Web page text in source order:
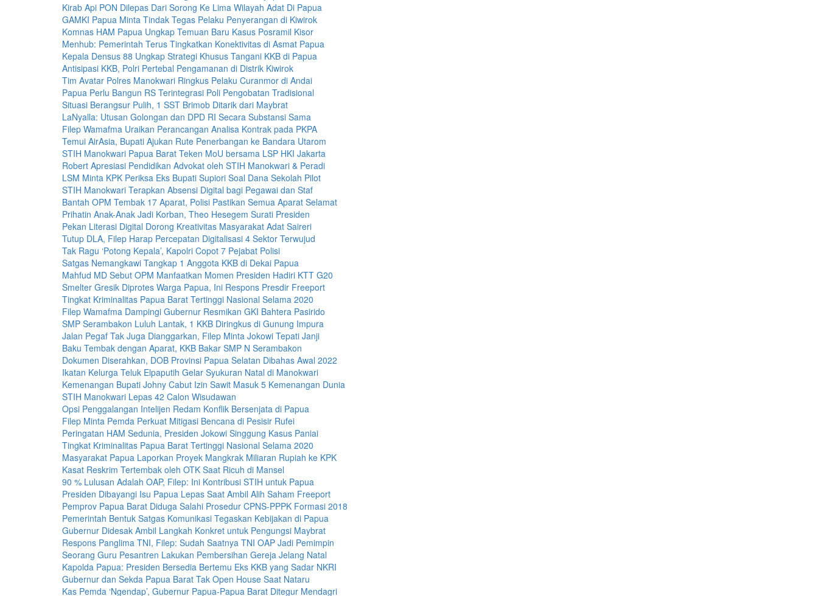
Kirab Api PON Dilepas Dari Sorong Ke Lima Wilayah Adat Di Papua
GAMKI Papua Minta Tindak Tegas Pelaku Penyerangan di Kiwirok
Komnas HAM Papua Ungkap Temuan Baru Kasus Posramil Kisor
Menhub: Pemerintah Terus Tingkatkan Konektivitas di Asmat Papua
Kepala Densus 88 Ungkap Strategi Khusus Tangani KKB di Papua
Antisipasi KKB, Polri Pertebal Pengamanan di Distrik Kiwirok
Tim Avatar Polres Manokwari Ringkus Pelaku Curanmor di Andai
Papua Perlu Bangun RS Terintegrasi Poli Pengobatan Tradisional
Situasi Berangsur Pulih, 1 SST Brimob Ditarik dari Maybrat
LaNyalla: Utusan Golongan dan DPD RI Secara Substansi Sama
Filep Wamafma Uraikan Perancangan Analisa Kontrak pada PKPA
Temui AirAsia, Bupati Ajukan Rute Penerbangan ke Bandara Utarom
STIH Manokwari Papua Barat Teken MoU bersama LSP HKI Jakarta
Robert Apresiasi Pendidikan Advokat oleh STIH Manokwari & Peradi
LSM Minta KPK Periksa Eks Bupati Supiori Soal Dana Sekolah Pilot
STIH Manokwari Terapkan Absensi Digital bagi Pegawai dan Staf
Bantah OPM Tembak 17 Aparat, Polisi Pastikan Semua Aparat Selamat
Prihatin Anak-Anak Jadi Korban, Theo Hesegem Surati Presiden
Pekan Literasi Digital Dorong Kreativitas Masyarakat Adat Saireri
Tutup DLA, Filep Harap Percepatan Digitalisasi 4 Sektor Terwujud
Tak Ragu ‘Potong Kepala’, Kapolri Copot 7 Pejabat Polisi
Satgas Nemangkawi Tangkap 1 Anggota KKB di Dekai Papua
Mahfud MD Sebut OPM Manfaatkan Momen Presiden Hadiri KTT G20
Smelter Gresik Diprotes Warga Papua, Ini Respons Presdir Freeport
Tingkat Kriminalitas Papua Barat Tertinggi Nasional Selama 2020
Filep Wamafma Dampingi Gubernur Resmikan GKI Bahtera Pasirido
SMP Serambakon Luluh Lantak, 1 KKB Diringkus di Gunung Impura
Jalan Pegaf Tak Juga Dianggarkan, Filep Minta Jokowi Tepati Janji
Baku Tembak dengan Aparat, KKB Bakar SMP N Serambakon
Dokumen Diserahkan, DOB Provinsi Papua Selatan Dibahas Awal 2022
Ikatan Kelurga Teluk Elpaputih Gelar Syukuran Natal di Manokwari
Kemenangan Bupati Johny Cabut Izin Sawit Masuk 5 Kemenangan Dunia
STIH Manokwari Lepas 42 Calon Wisudawan
Opsi Penggalangan Intelijen Redam Konflik Bersenjata di Papua
Filep Minta Pemda Perkuat Mitigasi Bencana di Pesisir Rufei
Peringatan HAM Sedunia, Presiden Jokowi Singgung Kasus Paniai
Tingkat Kriminalitas Papua Barat Tertinggi Nasional Selama 2020
Masyarakat Papua Laporkan Proyek Mangkrak Miliaran Rupiah ke KPK
Kasat Reskrim Tertembak oleh OTK Saat Ricuh di Mansel
90 % Lulusan Adalah OAP, Filep: Ini Kontribusi STIH untuk Papua
Presiden Dibayangi Isu Papua Lepas Saat Ambil Alih Saham Freeport
Pemprov Papua Barat Diduga Salahi Prosedur CPNS-PPPK Formasi 2018
Pemerintah Bentuk Satgas Komunikasi Tegaskan Kebijakan di Papua
Gubernur Didesak Ambil Langkah Konkret untuk Pengungsi Maybrat
Respons Panglima TNI, Filep: Sudah Saatnya TNI OAP Jadi Pemimpin
Seorang Guru Pesantren Lakukan Pembersihan Gereja Jelang Natal
Kapolda Papua: Presiden Bersedia Bertemu Eks KKB yang Sadar NKRI
Gubernur dan Sekda Papua Barat Tak Open House Saat Nataru
Kas Pemda ‘Ngendap’, Gubernur Papua-Papua Barat Ditegur Mendagri